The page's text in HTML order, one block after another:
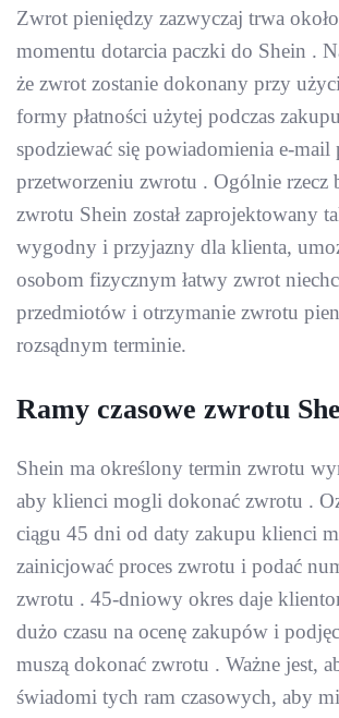
Zwrot pieniędzy zazwyczaj trwa
momentu dotarcia paczki do Shein .
że zwrot zostanie dokonany przy
formy płatności użytej podczas
spodziewać się powiadomienia e-mail
przetworzeniu zwrotu . Ogólnie rzecz
zwrotu Shein został zaprojektowany
wygodny i przyjazny dla klienta,
osobom fizycznym łatwy zwrot
przedmiotów i otrzymanie zwrotu
rozsądnym terminie.
Ramy czasowe zwrotu
Shein ma określony termin zwrotu
aby klienci mogli dokonać zwrotu .
ciągu 45 dni od daty zakupu klienci
zainicjować proces zwrotu i podać
zwrotu . 45-dniowy okres daje
dużo czasu na ocenę zakupów i
muszą dokonać zwrotu . Ważne jest,
świadomi tych ram czasowych, aby